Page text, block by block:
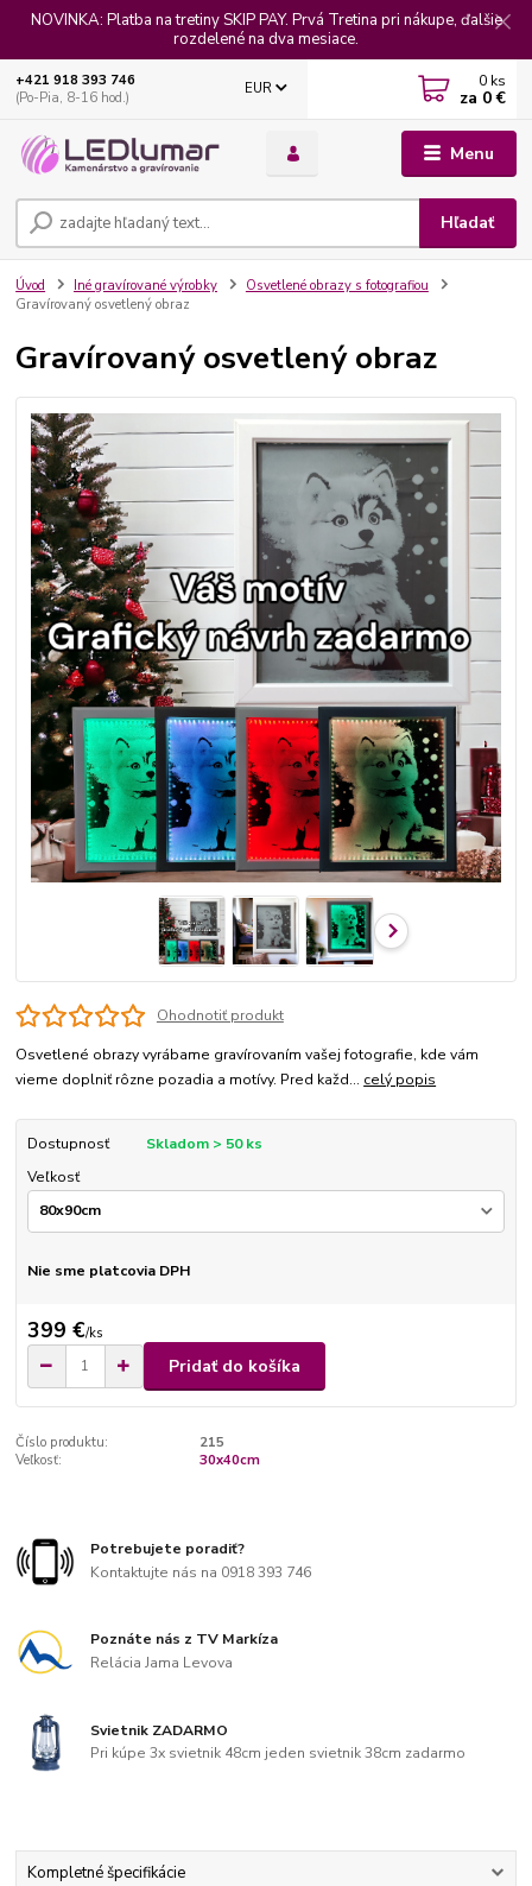
NOVINKA: Platba na tretiny SKIP PAY. Prvá Tretina pri nákupe, ďalšie
rozdelené na dva mesiace.
Menu
EUR
Hľadať
+421 918 393 746
(Po-Pia, 8-16 hod.)
0 ks
za 0 €
Úvod Iné gravírované výrobky
Osvetlené obrazy s fotografiou
Gravírovaný osvetlený obraz
Gravírovaný osvetlený obraz
Ohodnotiť produkt
Osvetlené obrazy vyrábame gravírovaním vašej fotografie, kde vám
vieme doplniť rôzne pozadia a motívy. Pred každ... celý popis
Dostupnosť
Skladom > 50 ks
Veľkosť
Nie sme platcovia DPH
399 €/ks
Pridať do košíka
Číslo produktu:
215
Veľkosť:
30x40cm
Potrebujete poradiť?
Kontaktujte nás na 0918 393 746
Poznáte nás z TV Markíza
Relácia Jama Levova
Svietnik ZADARMO
Pri kúpe 3x svietnik 48cm jeden svietnik 38cm zadarmo
Kompletné špecifikácie